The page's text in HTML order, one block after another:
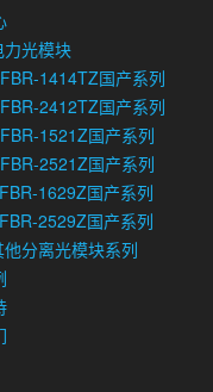
力光模块
1414TZ国产系列
2412TZ国产系列
1521Z国产系列
2521Z国产系列
1629Z国产系列
2529Z国产系列
他分离光模块系列